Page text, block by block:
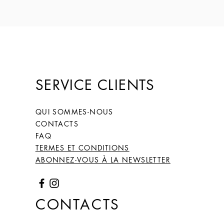
SERVICE CLIENTS
QUI SOMMES-NOUS
CONTACTS
FAQ
TERMES ET CONDITIONS
ABONNEZ-VOUS À LA NEWSLETTER
CONTACTS